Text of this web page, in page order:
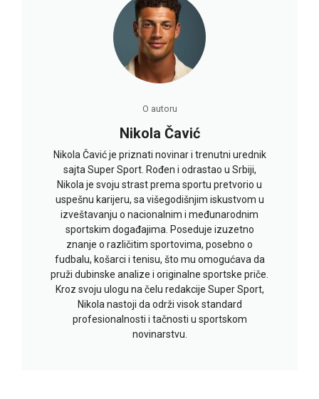
O autoru
Nikola Čavić
Nikola Čavić je priznati novinar i trenutni urednik
sajta Super Sport. Rođen i odrastao u Srbiji,
Nikola je svoju strast prema sportu pretvorio u
uspešnu karijeru, sa višegodišnjim iskustvom u
izveštavanju o nacionalnim i međunarodnim
sportskim događajima. Poseduje izuzetno
znanje o različitim sportovima, posebno o
fudbalu, košarci i tenisu, što mu omogućava da
pruži dubinske analize i originalne sportske priče.
Kroz svoju ulogu na čelu redakcije Super Sport,
Nikola nastoji da održi visok standard
profesionalnosti i tačnosti u sportskom
novinarstvu.